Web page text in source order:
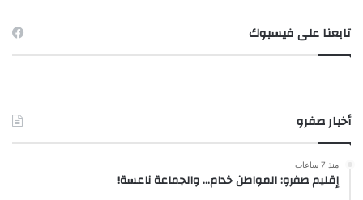
تابعنا على فيسبوك
أخبار صفرو
منذ 7 ساعات
إقليم صفرو: المواطن خدام… والجماعة ناعسة!